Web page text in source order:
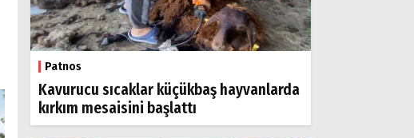
Patnos
Kavurucu sıcaklar küçükbaş hayvanlarda
kırkım mesaisini başlattı